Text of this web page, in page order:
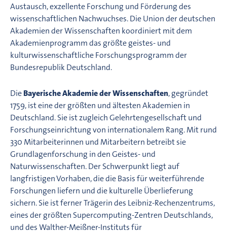
Austausch, exzellente Forschung und Förderung des
wissenschaftlichen Nachwuchses. Die Union der deutschen
Akademien der Wissenschaften koordiniert mit dem
Akademienprogramm das größte geistes- und
kulturwissenschaftliche Forschungsprogramm der
Bundesrepublik Deutschland.
DieBayerische Akademie der Wissenschaften, gegründet
1759, ist eine der größten und ältesten Akademien in
Deutschland. Sie ist zugleich Gelehrtengesellschaft und
Forschungseinrichtung von internationalem Rang. Mit rund
330 Mitarbeiterinnen und Mitarbeitern betreibt sie
Grundlagenforschung in den Geistes- und
Naturwissenschaften. Der Schwerpunkt liegt auf
langfristigen Vorhaben, die die Basis für weiterführende
Forschungen liefern und die kulturelle Überlieferung
sichern. Sie ist ferner Trägerin des Leibniz-Rechenzentrums,
eines der größten Supercomputing-Zentren Deutschlands,
und des Walther-Meißner-Instituts für